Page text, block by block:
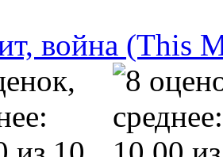
война (This